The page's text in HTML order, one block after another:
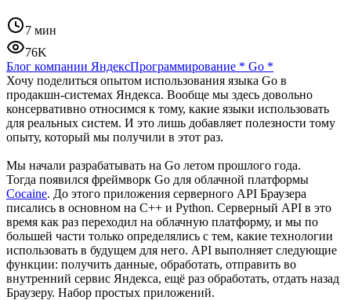
7 мин
76K
Блог компании ЯндексПрограммирование * Go *
Хочу поделиться опытом использования языка Go в
продакшн-системах Яндекса. Вообще мы здесь довольно
консервативно относимся к тому, какие языки использовать
для реальных систем. И это лишь добавляет полезности тому
опыту, который мы получили в этот раз.
Мы начали разрабатывать на Go летом прошлого года.
Тогда появился фреймворк Go для облачной платформы
Cocaine. До этого приложения серверного API Браузера
писались в основном на C++ и Python. Серверный API в это
время как раз переходил на облачную платформу, и мы по
большей части только определялись с тем, какие технологии
использовать в будущем для него. API выполняет следующие
функции: получить данные, обработать, отправить во
внутренний сервис Яндекса, ещё раз обработать, отдать назад
Браузеру. Набор простых приложений.